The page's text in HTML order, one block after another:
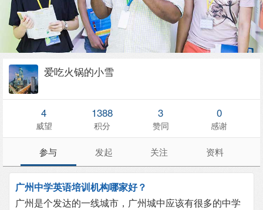
爱吃火锅的小雪
4
威望
1388
积分
3
赞同
0
感谢
参与 发起 关注 资料
广州中学英语培训机构哪家好？
广州是个发达的一线城市，广州城中应该有很多的中学